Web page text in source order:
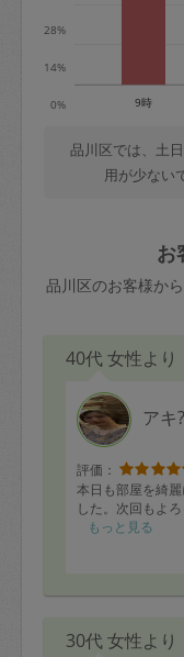
0%
14%
28%
9時
品川区では、土
用が少ない
お
品川区のお客様か
40代 女性より
アキ?
評価：
本日も部屋を綺
した。次回もよ
もっと見る
30代 女性より